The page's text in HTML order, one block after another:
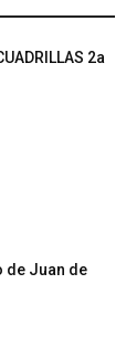
2a
de Juan de